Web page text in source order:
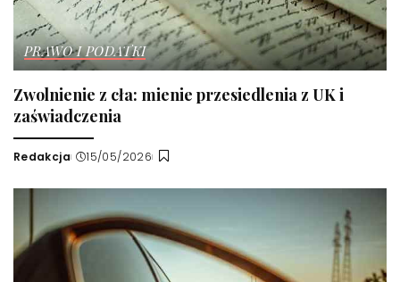
PRAWO I PODATKI
Zwolnienie z cła: mienie przesiedlenia z UK i
zaświadczenia
Wysłany
Redakcja 15/05/2026